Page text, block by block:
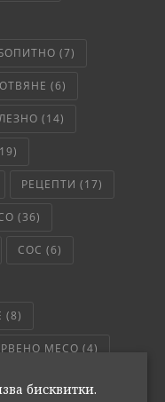
(7)
(6)
(14)
РЕЦЕПТИ (17)
(36)
СОС (6)
(8)
МЕСО (4)
бисквитки.